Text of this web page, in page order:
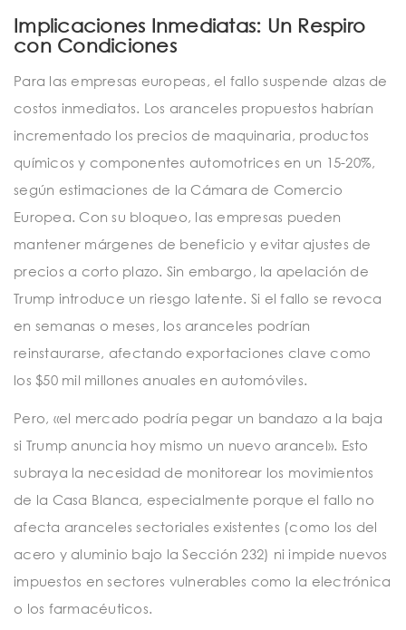
Implicaciones Inmediatas: Un Respiro
con Condiciones
Para las empresas europeas, el fallo suspende alzas de
costos inmediatos. Los aranceles propuestos habrían
incrementado los precios de maquinaria, productos
químicos y componentes automotrices en un 15-20%,
según estimaciones de la Cámara de Comercio
Europea. Con su bloqueo, las empresas pueden
mantener márgenes de beneficio y evitar ajustes de
precios a corto plazo. Sin embargo, la apelación de
Trump introduce un riesgo latente. Si el fallo se revoca
en semanas o meses, los aranceles podrían
reinstaurarse, afectando exportaciones clave como
los $50 mil millones anuales en automóviles.
Pero, «el mercado podría pegar un bandazo a la baja
si Trump anuncia hoy mismo un nuevo arancel». Esto
subraya la necesidad de monitorear los movimientos
de la Casa Blanca, especialmente porque el fallo no
afecta aranceles sectoriales existentes (como los del
acero y aluminio bajo la Sección 232) ni impide nuevos
impuestos en sectores vulnerables como la electrónica
o los farmacéuticos.